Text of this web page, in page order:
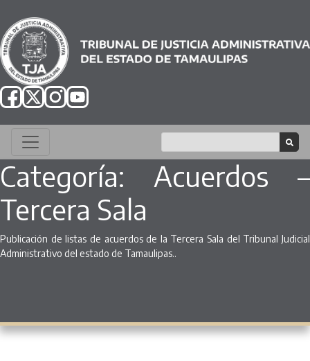
Categoría: Acuerdos –
Tercera Sala
Publicación de listas de acuerdos de la Tercera Sala del Tribunal Judicial
Administrativo del estado de Tamaulipas..